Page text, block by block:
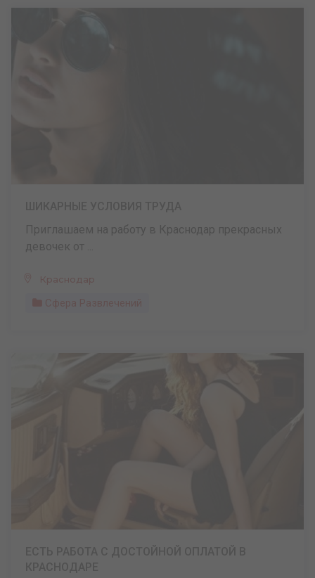
Приглашаем на работу в Краснодар прекрасных
девочек от ...
Краснодар
Сфера Развлечений